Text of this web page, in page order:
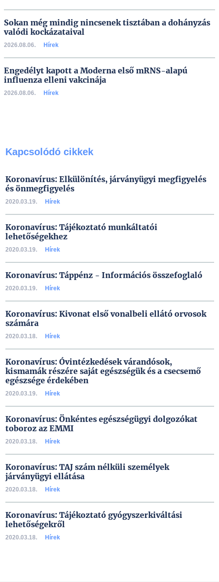
Sokan még mindig nincsenek tisztában a dohányzás
valódi kockázataival
2026.08.06. Hírek
Engedélyt kapott a Moderna első mRNS-alapú
influenza elleni vakcinája
2026.08.06. Hírek
Kapcsolódó cikkek
Koronavírus: Elkülönítés, járványügyi megfigyelés
és önmegfigyelés
2020.03.19. Hírek
Koronavírus: Tájékoztató munkáltatói
lehetőségekhez
2020.03.19. Hírek
Koronavírus: Táppénz - Információs összefoglaló
2020.03.19. Hírek
Koronavírus: Kivonat első vonalbeli ellátó orvosok
számára
2020.03.18. Hírek
Koronavírus: Óvintézkedések várandósok,
kismamák részére saját egészségük és a csecsemő
egészsége érdekében
2020.03.19. Hírek
Koronavírus: Önkéntes egészségügyi dolgozókat
toboroz az EMMI
2020.03.18. Hírek
Koronavírus: TAJ szám nélküli személyek
járványügyi ellátása
2020.03.18. Hírek
Koronavírus: Tájékoztató gyógyszerkiváltási
lehetőségekről
2020.03.18. Hírek